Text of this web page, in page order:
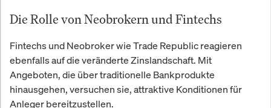
Die Rolle von Neobrokern und Fintechs
Fintechs und Neobroker wie Trade Republic reagieren
ebenfalls auf die veränderte Zinslandschaft. Mit
Angeboten, die über traditionelle Bankprodukte
hinausgehen, versuchen sie, attraktive Konditionen für
Anleger bereitzustellen.